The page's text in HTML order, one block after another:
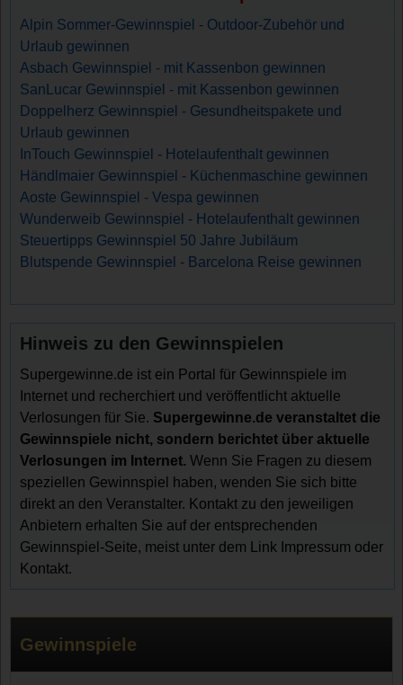
Alpin Sommer-Gewinnspiel - Outdoor-Zubehör und
Urlaub gewinnen
Asbach Gewinnspiel - mit Kassenbon gewinnen
SanLucar Gewinnspiel - mit Kassenbon gewinnen
Doppelherz Gewinnspiel - Gesundheitspakete und
Urlaub gewinnen
InTouch Gewinnspiel - Hotelaufenthalt gewinnen
Händlmaier Gewinnspiel - Küchenmaschine gewinnen
Aoste Gewinnspiel - Vespa gewinnen
Wunderweib Gewinnspiel - Hotelaufenthalt gewinnen
Steuertipps Gewinnspiel 50 Jahre Jubiläum
Blutspende Gewinnspiel - Barcelona Reise gewinnen
Hinweis zu den Gewinnspielen
Supergewinne.de ist ein Portal für Gewinnspiele im
Internet und recherchiert und veröffentlicht aktuelle
Verlosungen für Sie. Supergewinne.de veranstaltet die
Gewinnspiele nicht, sondern berichtet über aktuelle
Verlosungen im Internet. Wenn Sie Fragen zu diesem
speziellen Gewinnspiel haben, wenden Sie sich bitte
direkt an den Veranstalter. Kontakt zu den jeweiligen
Anbietern erhalten Sie auf der entsprechenden
Gewinnspiel-Seite, meist unter dem Link Impressum oder
Kontakt.
Gewinnspiele